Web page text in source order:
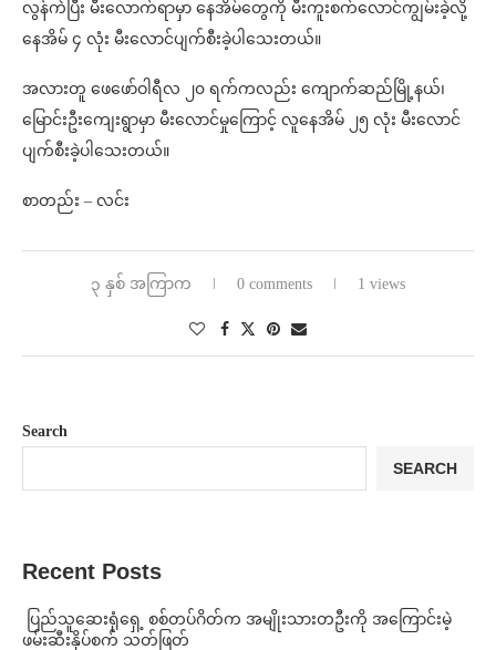
လွန်ကဲပြီး မီးလောက်ရာမှာ နေအိမ်တွေကို မီးကူးစက်လောင်ကျွမ်းခဲ့လို့
နေအိမ် ၄ လုံး မီးလောင်ပျက်စီးခဲ့ပါသေးတယ်။
အလားတူ ဖေဖော်ဝါရီလ ၂၀ ရက်ကလည်း ကျောက်ဆည်မြို့နယ်၊
မြောင်းဦးကျေးရွာမှာ မီးလောင်မှုကြောင့် လူနေအိမ် ၂၅ လုံး မီးလောင်
ပျက်စီးခဲ့ပါသေးတယ်။
စာတည်း – လင်း
၃ နှစ် အကြာက 0 comments 1 views
Search
SEARCH
Recent Posts
⁩ ⁨ပြည်သူဆေးရုံရှေ့ စစ်တပ်ဂိတ်က အမျိုးသားတဦးကို အကြောင်းမဲ့
ဖမ်းဆီးနှိပ်စက် သတ်ဖြတ်